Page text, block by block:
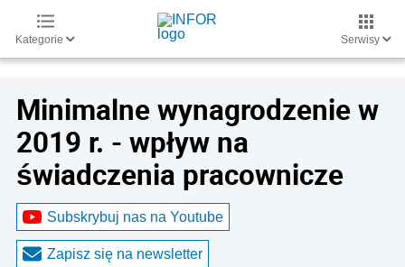
Kategorie Serwisy
Minimalne wynagrodzenie w
2019 r. - wpływ na
świadczenia pracownicze
Subskrybuj nas na Youtube
Zapisz się na newsletter